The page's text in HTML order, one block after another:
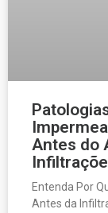
Antes do
Entenda Por
Antes da